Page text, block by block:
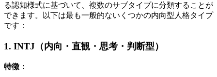
る認知様式に基づいて、複数のサブタイプに分類することが
できます。以下は最も一般的ないくつかの内向型人格タイプ
です：
1. INTJ（内向・直観・思考・判断型）
特徴：